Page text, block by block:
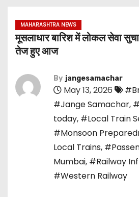
MAHARASHTRA NEWS
मूसलाधार बारिश में लोकल सेवा
तेज हुए आज
By jangesamachar
May 13, 2026
#Jange Samachar,
today, #Local Train
#Monsoon
Local Trains,
Mumbai, #Railway
#Western Railway